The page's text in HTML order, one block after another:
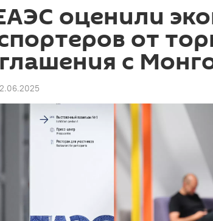
оценили
от
с